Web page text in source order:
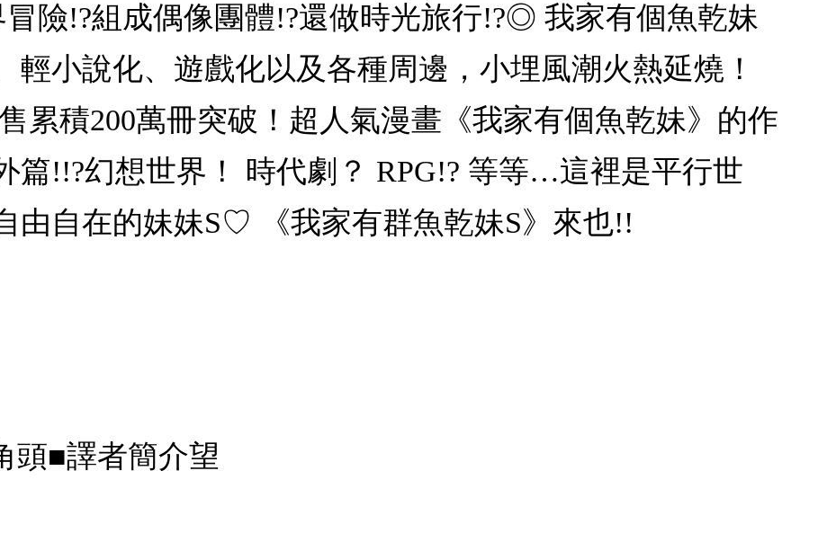
險!?組成偶像團體!?還做時光旅行!?◎ 我家有個魚乾妹
輕小說化、遊戲化以及各種周邊，小埋風潮火熱延燒！
累積200萬冊突破！超人氣漫畫《我家有個魚乾妹》的作
篇!!?幻想世界！ 時代劇？ RPG!? 等等…這裡是平行世
由自在的妹妹S♡ 《我家有群魚乾妹S》來也!!
頭■譯者簡介望